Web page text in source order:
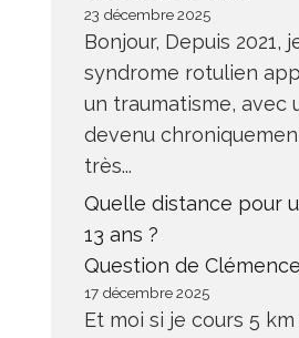
23 décembre 2025
Bonjour, Depuis 2021,
syndrome rotulien
un traumatisme, avec
devenu
très...
Quelle distance pour
13 ans ?
Question de Clémence
17 décembre 2025
Et moi si je cours 5 km